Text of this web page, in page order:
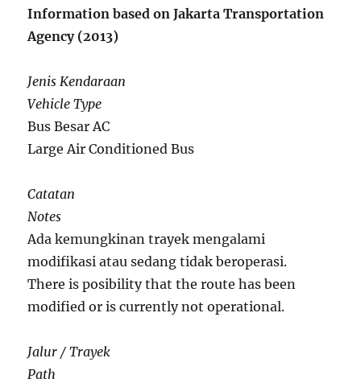
Information based on Jakarta Transportation
Agency (2013)
Jenis Kendaraan
Vehicle Type
Bus Besar AC
Large Air Conditioned Bus
Catatan
Notes
Ada kemungkinan trayek mengalami
modifikasi atau sedang tidak beroperasi.
There is posibility that the route has been
modified or is currently not operational.
Jalur / Trayek
Path